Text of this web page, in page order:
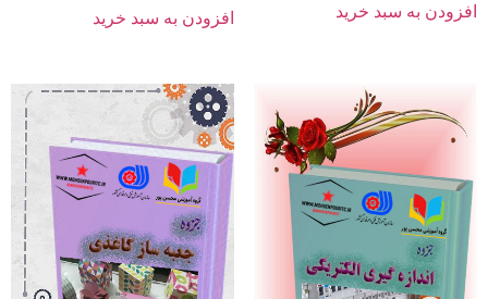
افزودن به سبد خرید افزودن به سبد خرید